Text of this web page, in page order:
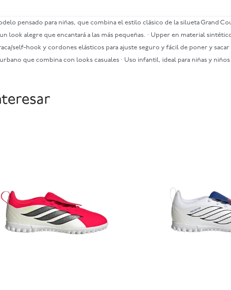
pensado para niñas, que combina el estilo clásico de la silueta Grand
look alegre que encantará a las más pequeñas. · Upper en material
self-hook y cordones elásticos para ajuste seguro y fácil de poner y
que combina con looks casuales · Uso infantil, ideal para niñas y